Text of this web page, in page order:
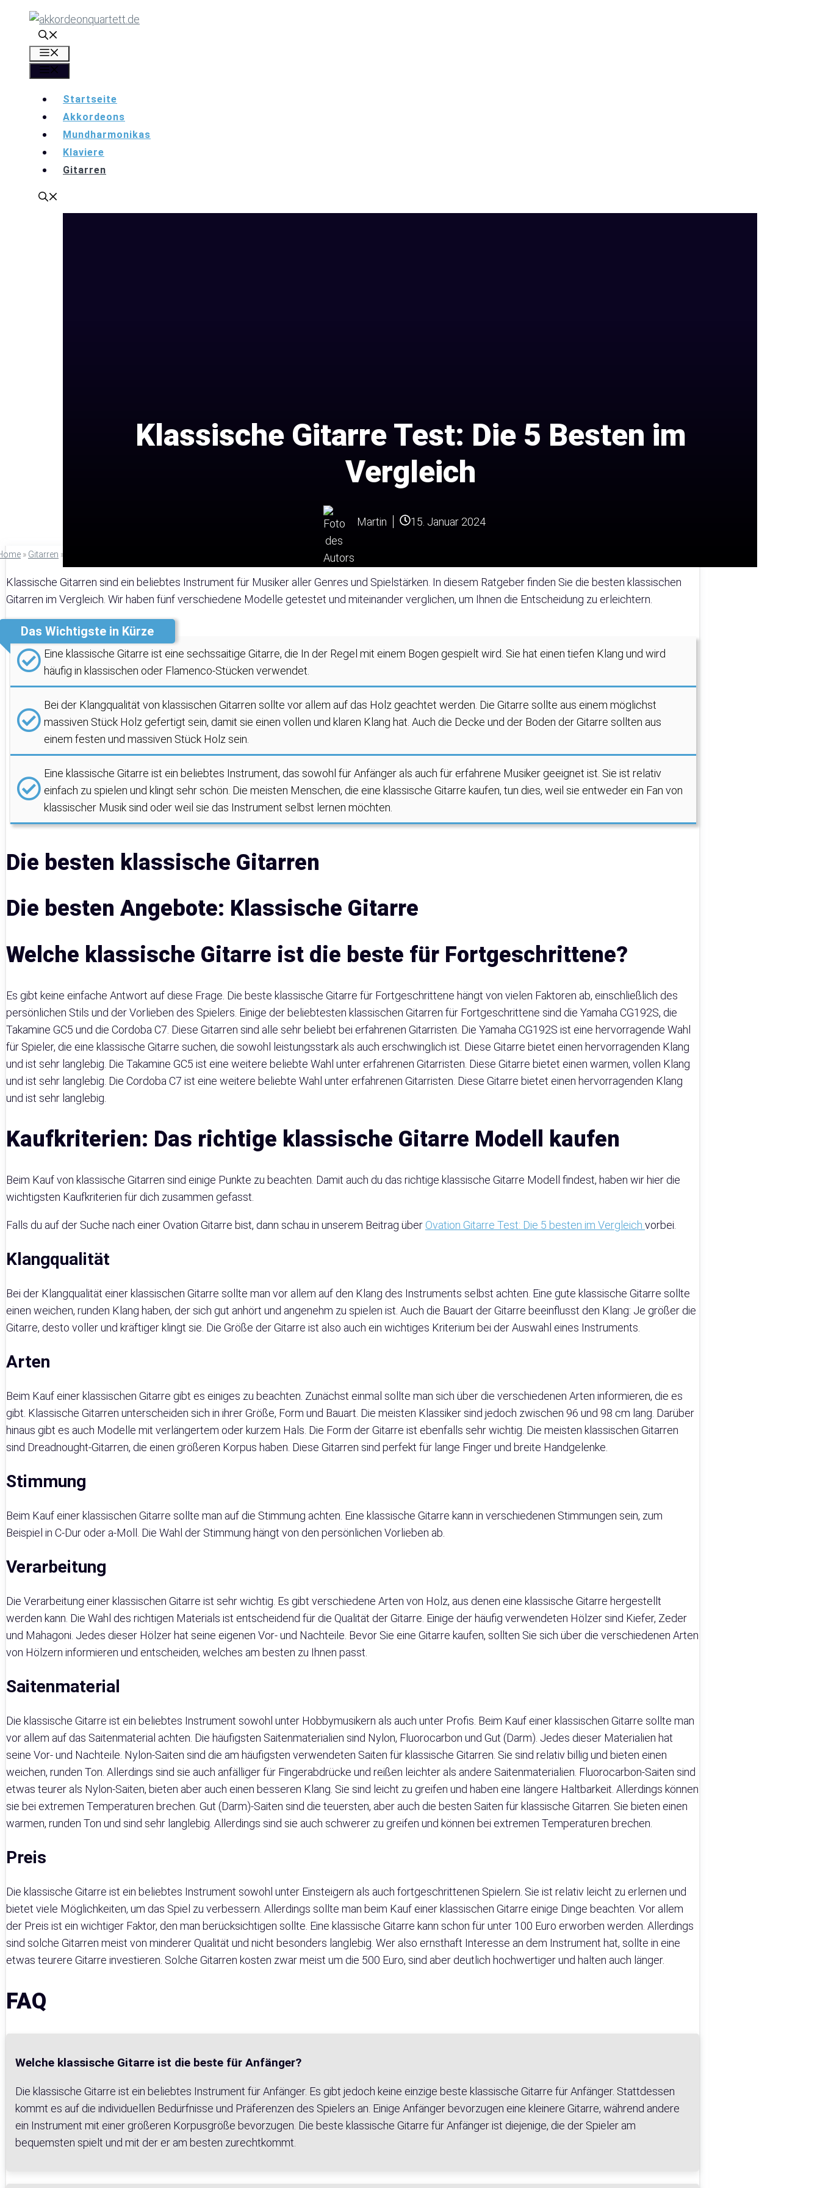
springen
Startseite
Akkordeons
Mundharmonikas
Klaviere
Gitarren
Klassische Gitarre Test: Die 5 Besten im
Vergleich
Martin 15. Januar 2024
» Gitarren »
Klassische Gitarren sind ein beliebtes Instrument für Musiker aller Genres und Spielstärken. In diesem Ratgeber finden Sie die besten klassischen
Gitarren im Vergleich. Wir haben fünf verschiedene Modelle getestet und miteinander verglichen, um Ihnen die Entscheidung zu erleichtern.
Das Wichtigste in Kürze
Eine klassische Gitarre ist eine sechssaitige Gitarre, die In der Regel mit einem Bogen gespielt wird. Sie hat einen tiefen Klang und wird
häufig in klassischen oder Flamenco-Stücken verwendet.
Bei der Klangqualität von klassischen Gitarren sollte vor allem auf das Holz geachtet werden. Die Gitarre sollte aus einem möglichst
massiven Stück Holz gefertigt sein, damit sie einen vollen und klaren Klang hat. Auch die Decke und der Boden der Gitarre sollten aus
einem festen und massiven Stück Holz sein.
Eine klassische Gitarre ist ein beliebtes Instrument, das sowohl für Anfänger als auch für erfahrene Musiker geeignet ist. Sie ist relativ
einfach zu spielen und klingt sehr schön. Die meisten Menschen, die eine klassische Gitarre kaufen, tun dies, weil sie entweder ein Fan von
klassischer Musik sind oder weil sie das Instrument selbst lernen möchten.
Die besten klassische Gitarren
Die besten Angebote: Klassische Gitarre
Welche klassische Gitarre ist die beste für Fortgeschrittene?
Es gibt keine einfache Antwort auf diese Frage. Die beste klassische Gitarre für Fortgeschrittene hängt von vielen Faktoren ab, einschließlich des
persönlichen Stils und der Vorlieben des Spielers. Einige der beliebtesten klassischen Gitarren für Fortgeschrittene sind die Yamaha CG192S, die
Takamine GC5 und die Cordoba C7. Diese Gitarren sind alle sehr beliebt bei erfahrenen Gitarristen. Die Yamaha CG192S ist eine hervorragende Wahl
für Spieler, die eine klassische Gitarre suchen, die sowohl leistungsstark als auch erschwinglich ist. Diese Gitarre bietet einen hervorragenden Klang
und ist sehr langlebig. Die Takamine GC5 ist eine weitere beliebte Wahl unter erfahrenen Gitarristen. Diese Gitarre bietet einen warmen, vollen Klang
und ist sehr langlebig. Die Cordoba C7 ist eine weitere beliebte Wahl unter erfahrenen Gitarristen. Diese Gitarre bietet einen hervorragenden Klang
und ist sehr langlebig.
Kaufkriterien: Das richtige klassische Gitarre Modell kaufen
Beim Kauf von klassische Gitarren sind einige Punkte zu beachten. Damit auch du das richtige klassische Gitarre Modell findest, haben wir hier die
wichtigsten Kaufkriterien für dich zusammen gefasst.
Falls du auf der Suche nach einer Ovation Gitarre bist, dann schau in unserem Beitrag über Ovation Gitarre Test: Die 5 besten im Vergleich vorbei.
Klangqualität
Bei der Klangqualität einer klassischen Gitarre sollte man vor allem auf den Klang des Instruments selbst achten. Eine gute klassische Gitarre sollte
einen weichen, runden Klang haben, der sich gut anhört und angenehm zu spielen ist. Auch die Bauart der Gitarre beeinflusst den Klang: Je größer die
Gitarre, desto voller und kräftiger klingt sie. Die Größe der Gitarre ist also auch ein wichtiges Kriterium bei der Auswahl eines Instruments.
Arten
Beim Kauf einer klassischen Gitarre gibt es einiges zu beachten. Zunächst einmal sollte man sich über die verschiedenen Arten informieren, die es
gibt. Klassische Gitarren unterscheiden sich in ihrer Größe, Form und Bauart. Die meisten Klassiker sind jedoch zwischen 96 und 98 cm lang. Darüber
hinaus gibt es auch Modelle mit verlängertem oder kurzem Hals. Die Form der Gitarre ist ebenfalls sehr wichtig. Die meisten klassischen Gitarren
sind Dreadnought-Gitarren, die einen größeren Korpus haben. Diese Gitarren sind perfekt für lange Finger und breite Handgelenke.
Stimmung
Beim Kauf einer klassischen Gitarre sollte man auf die Stimmung achten. Eine klassische Gitarre kann in verschiedenen Stimmungen sein, zum
Beispiel in C-Dur oder a-Moll. Die Wahl der Stimmung hängt von den persönlichen Vorlieben ab.
Verarbeitung
Die Verarbeitung einer klassischen Gitarre ist sehr wichtig. Es gibt verschiedene Arten von Holz, aus denen eine klassische Gitarre hergestellt
werden kann. Die Wahl des richtigen Materials ist entscheidend für die Qualität der Gitarre. Einige der häufig verwendeten Hölzer sind Kiefer, Zeder
und Mahagoni. Jedes dieser Hölzer hat seine eigenen Vor- und Nachteile. Bevor Sie eine Gitarre kaufen, sollten Sie sich über die verschiedenen Arten
von Hölzern informieren und entscheiden, welches am besten zu Ihnen passt.
Saitenmaterial
Die klassische Gitarre ist ein beliebtes Instrument sowohl unter Hobbymusikern als auch unter Profis. Beim Kauf einer klassischen Gitarre sollte man
vor allem auf das Saitenmaterial achten. Die häufigsten Saitenmaterialien sind Nylon, Fluorocarbon und Gut (Darm). Jedes dieser Materialien hat
seine Vor- und Nachteile. Nylon-Saiten sind die am häufigsten verwendeten Saiten für klassische Gitarren. Sie sind relativ billig und bieten einen
weichen, runden Ton. Allerdings sind sie auch anfälliger für Fingerabdrücke und reißen leichter als andere Saitenmaterialien. Fluorocarbon-Saiten sind
etwas teurer als Nylon-Saiten, bieten aber auch einen besseren Klang. Sie sind leicht zu greifen und haben eine längere Haltbarkeit. Allerdings können
sie bei extremen Temperaturen brechen. Gut (Darm)-Saiten sind die teuersten, aber auch die besten Saiten für klassische Gitarren. Sie bieten einen
warmen, runden Ton und sind sehr langlebig. Allerdings sind sie auch schwerer zu greifen und können bei extremen Temperaturen brechen.
Preis
Die klassische Gitarre ist ein beliebtes Instrument sowohl unter Einsteigern als auch fortgeschrittenen Spielern. Sie ist relativ leicht zu erlernen und
bietet viele Möglichkeiten, um das Spiel zu verbessern. Allerdings sollte man beim Kauf einer klassischen Gitarre einige Dinge beachten. Vor allem
der Preis ist ein wichtiger Faktor, den man berücksichtigen sollte. Eine klassische Gitarre kann schon für unter 100 Euro erworben werden. Allerdings
sind solche Gitarren meist von minderer Qualität und nicht besonders langlebig. Wer also ernsthaft Interesse an dem Instrument hat, sollte in eine
etwas teurere Gitarre investieren. Solche Gitarren kosten zwar meist um die 500 Euro, sind aber deutlich hochwertiger und halten auch länger.
FAQ
Welche klassische Gitarre ist die beste für Anfänger?
Die klassische Gitarre ist ein beliebtes Instrument für Anfänger. Es gibt jedoch keine einzige beste klassische Gitarre für Anfänger. Stattdessen
kommt es auf die individuellen Bedürfnisse und Präferenzen des Spielers an. Einige Anfänger bevorzugen eine kleinere Gitarre, während andere
ein Instrument mit einer größeren Korpusgröße bevorzugen. Die beste klassische Gitarre für Anfänger ist diejenige, die der Spieler am
bequemsten spielt und mit der er am besten zurechtkommt.